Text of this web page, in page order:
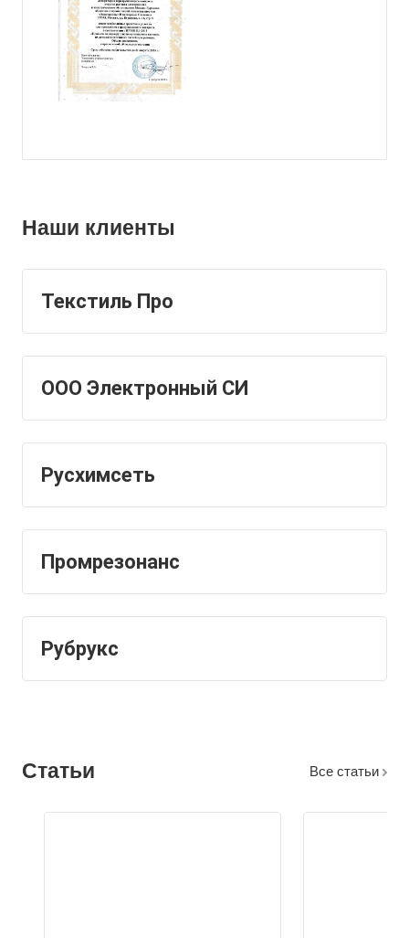
Наши клиенты
Текстиль Про
ООО Электронный СИ
Русхимсеть
Промрезонанс
Рубрукс
Статьи Все статьи